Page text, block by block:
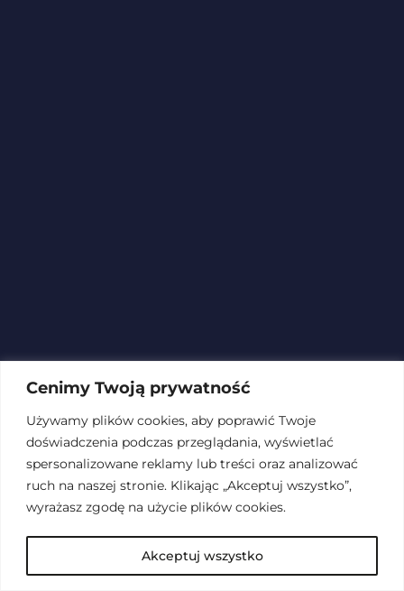
Cenimy Twoją prywatność
Używamy plików cookies, aby poprawić Twoje
doświadczenia podczas przeglądania, wyświetlać
spersonalizowane reklamy lub treści oraz analizować
ruch na naszej stronie. Klikając „Akceptuj wszystko”,
wyrażasz zgodę na użycie plików cookies.
Akceptuj wszystko